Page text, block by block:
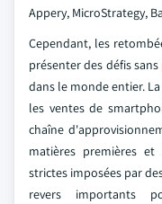
Appery, MicroStrategy,
Cependant, les
présenter des défis
dans le monde entier.
les ventes de
chaîne
matières premières
strictes imposées par
revers importants